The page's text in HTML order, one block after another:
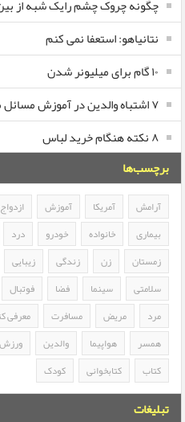
چگونه چروک چشم رایک شبه از
نتانیاهو: استعفا نمی کنم
۱۰ گام برای میلیونر شدن
۷ اشتباه والدین در آموزش مسائل مالی به کودکان
۸ نکته هنگام خرید لباس
برچسب‌ها
آرامش آمریکا آموزش ازدواج
بیماری
خانواده خودرو درد
زمستان
زن زندگی زیبایی
سلامتی
سینما فضا فوتبال
مرد
مریض مسافرت معرفی
همسر
هواپیما والدین ورزش
کتاب
کتابخوانی کودک
تبلیغات